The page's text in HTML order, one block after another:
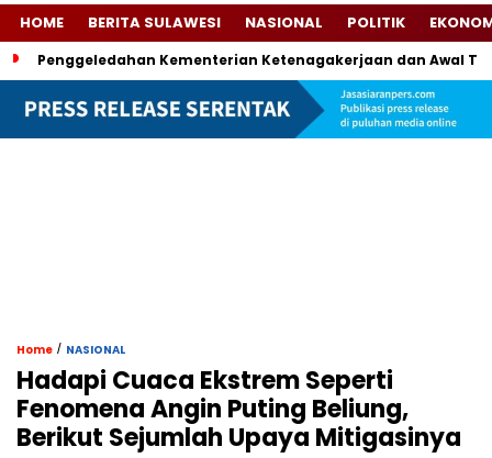
HOME BERITA SULAWESI NASIONAL POLITIK
Penggeledahan Kementerian Ketenagakerjaan dan Awal
Home / NASIONAL
Hadapi Cuaca Ekstrem Seperti
Fenomena Angin Puting Beliung,
Berikut Sejumlah Upaya Mitigasinya